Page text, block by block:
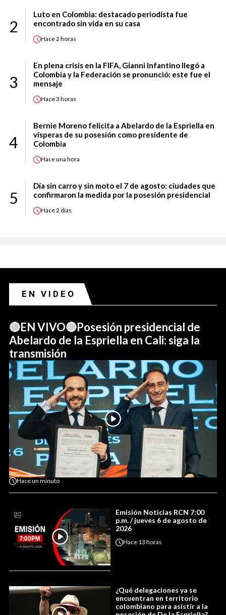
2
Luto en Colombia: destacado periodista fue
encontrado sin vida en su casa
Hace2 horas
3
En plena crisis en la FIFA, Gianni Infantino llegó a
Colombia y la Federación se pronunció: este fue el
mensaje
Hace3 horas
4
Bernie Moreno felicita a Abelardo de la Espriella en
vísperas de su posesión como presidente de
Colombia
Haceuna hora
5
Día sin carro y sin moto el 7 de agosto: ciudades que
confirmaron la medida por la posesión presidencial
Hace2 días
EN VIDEO
🔴EN VIVO🔴Posesión presidencial de
Abelardo de la Espriella en Cali: siga la
transmisión
Haceun minuto
Emisión Noticias RCN 7:00
p.m. / jueves 6 de agosto de
2026
Hace 13 horas
¿Qué delegaciones ya se
encuentran en territorio
colombiano para asistir a la